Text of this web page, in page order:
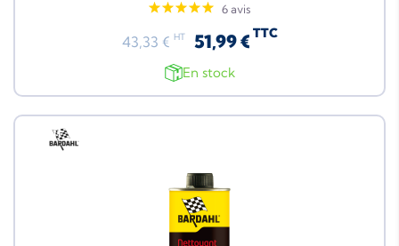
6 avis
43,33 € HT 51,99 € TTC
En stock
Neuf